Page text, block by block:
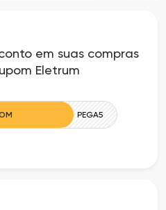
em suas compras
Eletrum
PEGA5